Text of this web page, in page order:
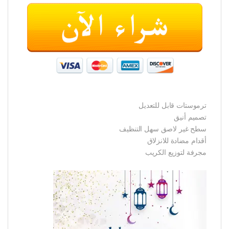
ترموستات قابل للتعديل
تصميم أنيق
سطح غير لاصق سهل التنظيف
أقدام مضادة للانزلاق
مجرفة لتوزيع الكريب